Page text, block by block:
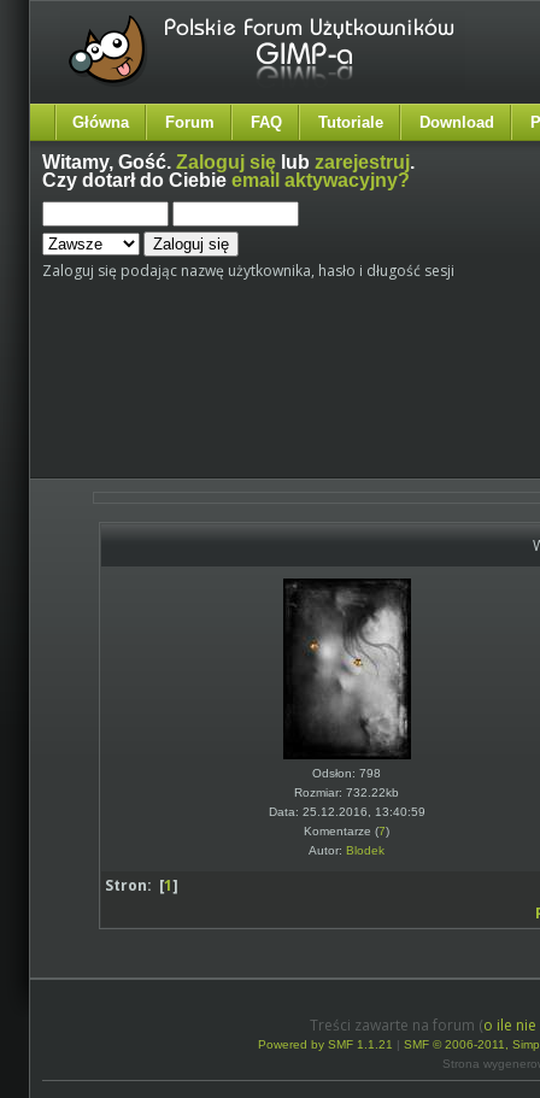
Główna Forum FAQ Tutoriale Download
Witamy, Gość. Zaloguj się lub zarejestruj.
Czy dotarł do Ciebie email aktywacyjny?
Zaloguj się podając nazwę użytkownika, hasło i długość sesji
Odsłon: 798
Rozmiar: 732.22kb
Data: 25.12.2016, 13:40:59
Komentarze (7)
Autor: Blodek
Stron: [1]
Treści zawarte na forum (o ile
Powered by SMF 1.1.21 | SMF © 2006-2011,
Strona